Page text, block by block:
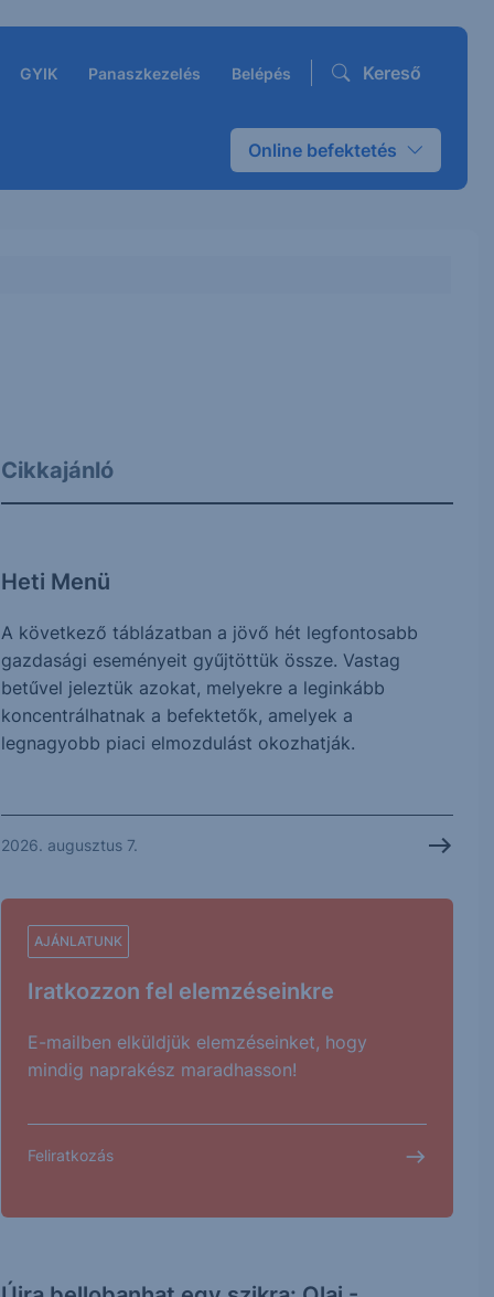
GYIK Panaszkezelés Belépés Kereső
Online befektetés
Cikkajánló
Heti Menü
A következő táblázatban a jövő hét legfontosabb
gazdasági eseményeit gyűjtöttük össze. Vastag
betűvel jeleztük azokat, melyekre a leginkább
koncentrálhatnak a befektetők, amelyek a
legnagyobb piaci elmozdulást okozhatják.
2026. augusztus 7.
AJÁNLATUNK
Iratkozzon fel elemzéseinkre
E-mailben elküldjük elemzéseinket, hogy
mindig naprakész maradhasson!
Feliratkozás